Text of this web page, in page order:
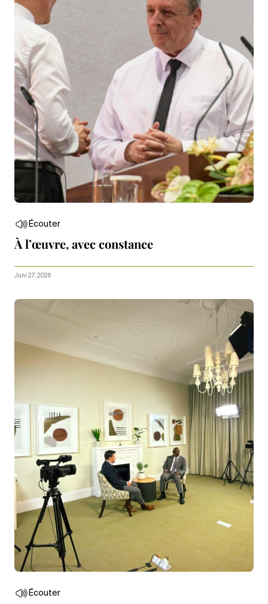
Écouter
À l’œuvre, avec constance
Juni 27, 2026
Écouter